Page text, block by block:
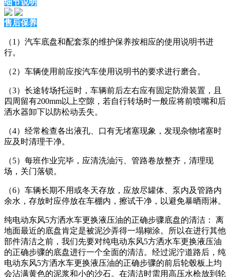
细节说明
售后保养
（1）汽车底盘和配套泵的维护保养按相应的使用说明书进
行。
（2）车辆使用前应按汽车使用说明书的要求进行磨合。
（3）长途转场托运时，车辆前后左右应有固定防滑装置，且
四周留有200mm以上空隙，若自行转场时一般应将前喷嘴和后
洒水器卸下以防松动丢失。
（4）经常检查各出液孔、口有无堵塞现象，发现杂物堵塞时
应及时清理干净。
（5）每班作业完毕，应清洗油污、管路卷放整齐，清理现
场，关门落锁。
（6）车辆长期不用或冬天存放，应放尽罐体、泵内及管路内
余水，存放时应停放在车棚内，擦试干净，以避免暴晒雨淋。
纯电动东风5方洒水车更换液压油的正确步骤底盘的清洁： 离
地面最近的底盘肯定是被泥沙弄得一塌糊涂。所以在进行其他
部件清洁之前，我们先要对纯电动东风5方洒水车更换液压油
的正确步骤的底盘进行一个全面的清洁。经过泥泞道路后，纯
电动东风5方洒水车更换液压油的正确步骤的前后轮毂板上均
会沾满黄色的泥浆和小的沙石。在清洁时需用高压水枪放到轮